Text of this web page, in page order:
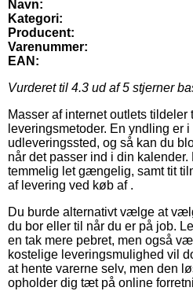
Navn:
Kategori:
Producent:
Varenummer:
EAN:
Vurderet til 4.3 ud af 5 stjerner
Masser af internet outlets
leveringsmetoder. En yndling er
udleveringssted, og så kan du
når det passer ind i din
temmelig let gængelig, samt tit
af levering ved køb af .
Du burde alternativt vælge at
du bor eller til når du er på job.
en tak mere pebret, men også
kostelige leveringsmulighed vil
at hente varerne selv, men den
opholder dig tæt på online